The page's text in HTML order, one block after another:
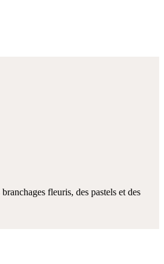
fleuris, des pastels et des